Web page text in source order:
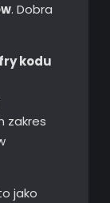
. Dobra
kodu
zakres
jako